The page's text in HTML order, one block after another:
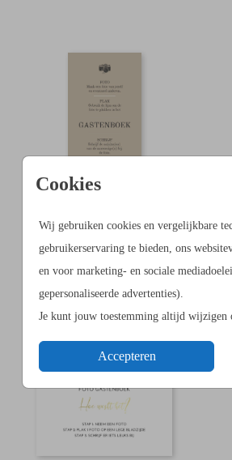
Cookies
Wij gebruiken cookies en vergelijkbare
gebruikerservaring te bieden, ons
en voor marketing- en sociale
gepersonaliseerde advertenties).
Je kunt jouw toestemming altijd wijzigen
Accepteren
BORDJE BIJ GASTENBOEK